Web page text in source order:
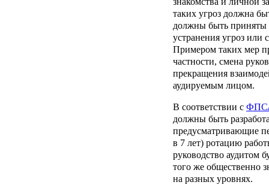
таких угроз должна
должны быть приняты
устранения угроз или
Примером таких мер
частности, смена
прекращения
аудируемым лицом.
В соответствии с
должны быть
предусматривающие
в 7 лет) ротацию
руководство аудитом
того же общественно
на разных уровнях.